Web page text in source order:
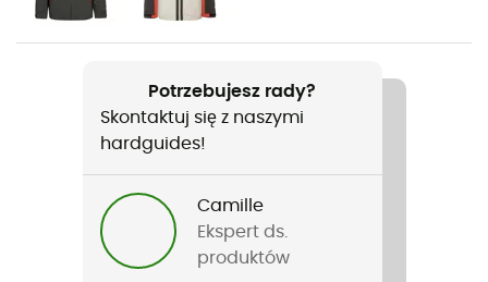
Nazwa produktu
Nieprzemakalność
Współczynnik Schmerbera
20 000 mm
Potrzebujesz rady?
Skontaktuj się z naszymi
hardguides!
Camille
Ekspert ds.
produktów